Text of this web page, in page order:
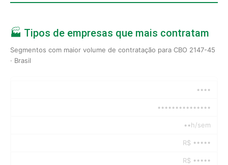
🏭 Tipos de empresas que mais contratam
Segmentos com maior volume de contratação para CBO 2147-45
· Brasil
••••
•••••••••••••••
••h/sem
R$ •••••
R$ •••••